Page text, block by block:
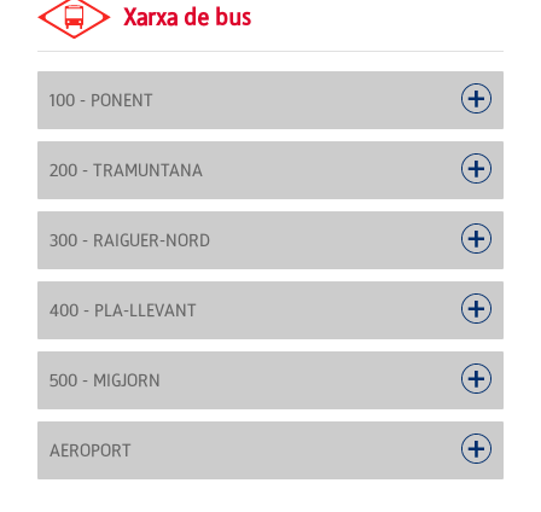
Xarxa de bus
100 - PONENT
200 - TRAMUNTANA
300 - RAIGUER-NORD
400 - PLA-LLEVANT
500 - MIGJORN
AEROPORT